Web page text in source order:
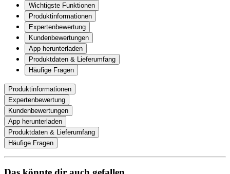
Wichtigste Funktionen
Produktinformationen
Expertenbewertung
Kundenbewertungen
App herunterladen
Produktdaten & Lieferumfang
Häufige Fragen
Produktinformationen
Expertenbewertung
Kundenbewertungen
App herunterladen
Produktdaten & Lieferumfang
Häufige Fragen